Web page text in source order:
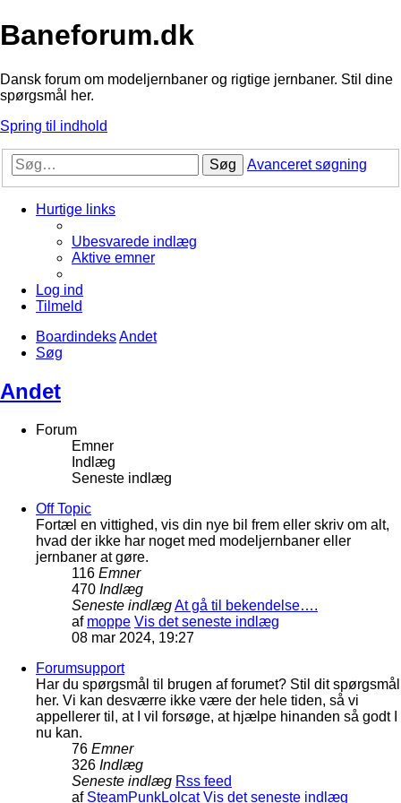
Baneforum.dk
Dansk forum om modeljernbaner og rigtige jernbaner. Stil dine
spørgsmål her.
Spring til indhold
Søg Avanceret søgning
Hurtige links
Ubesvarede indlæg
Aktive emner
Log ind
Tilmeld
BoardindeksAndet
Søg
Andet
Forum
Emner
Indlæg
Seneste indlæg
Off Topic
Fortæl en vittighed, vis din nye bil frem eller skriv om alt,
hvad der ikke har noget med modeljernbaner eller
jernbaner at gøre.
116 Emner
470 Indlæg
Seneste indlægAt gå til bekendelse….
af moppe Vis det seneste indlæg
08 mar 2024, 19:27
Forumsupport
Har du spørgsmål til brugen af forumet? Stil dit spørgsmål
her. Vi kan desværre ikke være der hele tiden, så vi
appellerer til, at I vil forsøge, at hjælpe hinanden så godt I
nu kan.
76 Emner
326 Indlæg
Seneste indlæg Rss feed
af SteamPunkLolcat Vis det seneste indlæg